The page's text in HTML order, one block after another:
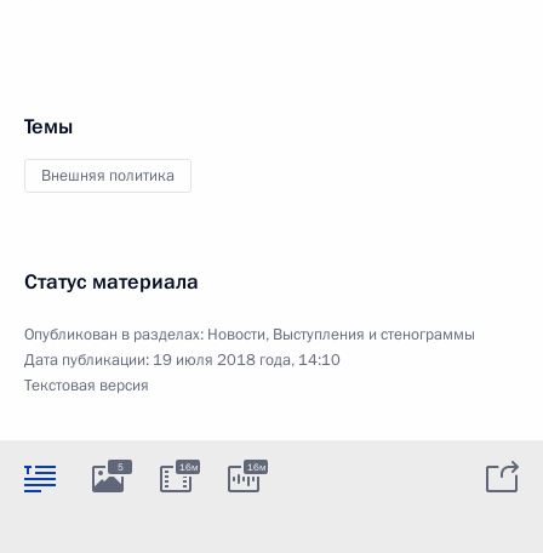
Темы
Внешняя политика
Статус материала
Опубликован в разделах: Новости, Выступления и стенограммы
Дата публикации: 19 июля 2018 года, 14:10
Текстовая версия
5 16м 16м